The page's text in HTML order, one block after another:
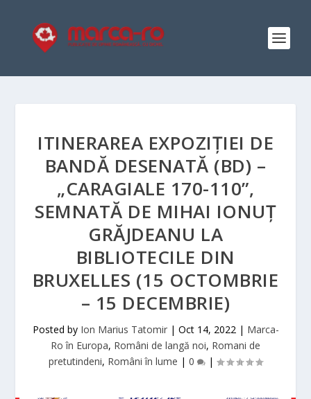
ITINERAREA EXPOZIȚIEI DE
BANDĂ DESENATĂ (BD) –
„CARAGIALE 170-110”,
SEMNATĂ DE MIHAI IONUȚ
GRĂJDEANU LA
BIBLIOTECILE DIN
BRUXELLES (15 OCTOMBRIE
– 15 DECEMBRIE)
Posted by Ion Marius Tatomir| Oct 14, 2022| Marca-
Ro în Europa, Români de langă noi, Romani de
pretutindeni, Români în lume | 0 |